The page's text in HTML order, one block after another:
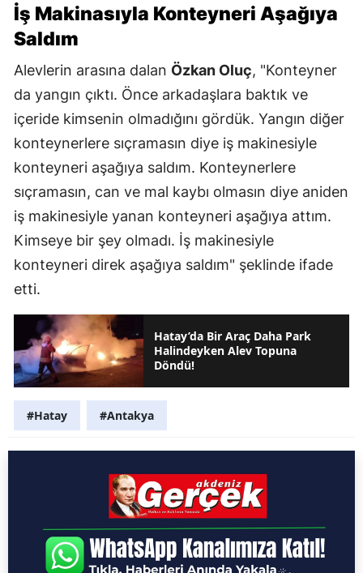
İş Makinasıyla Konteyneri Aşağıya
Saldım
Alevlerin arasına dalan Özkan Oluç, "Konteyner
da yangın çıktı. Önce arkadaşlara baktık ve
içeride kimsenin olmadığını gördük. Yangın diğer
konteynerlere sıçramasın diye iş makinesiyle
konteyneri aşağıya saldım. Konteynerlere
sıçramasın, can ve mal kaybı olmasın diye aniden
iş makinesiyle yanan konteyneri aşağıya attım.
Kimseye bir şey olmadı. İş makinesiyle
konteyneri direk aşağıya saldım" şeklinde ifade
etti.
Hatay’da Bir Araç Daha Park
Halindeyken Alev Topuna
Döndü!
#Hatay #Antakya